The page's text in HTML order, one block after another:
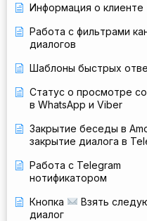
Информация о клиенте
Работа с фильтрами
диалогов
Шаблоны быстрых
Статус о просмотре
в WhatsApp и Viber
Закрытие беседы в
закрытие диалога в
Работа с Telegram
нотификатором
Кнопка
Взять
диалог